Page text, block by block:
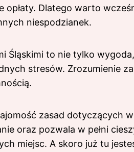
opłaty. Dlatego warto
niespodzianek.
Śląskimi to nie tylko
stresów. Zrozumienie
zasad dotyczących
oraz pozwala w pełni
miejsc. A skoro już tu